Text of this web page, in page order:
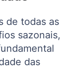
de todas as
sazonais,
das